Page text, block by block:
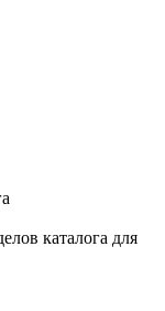
каталога для